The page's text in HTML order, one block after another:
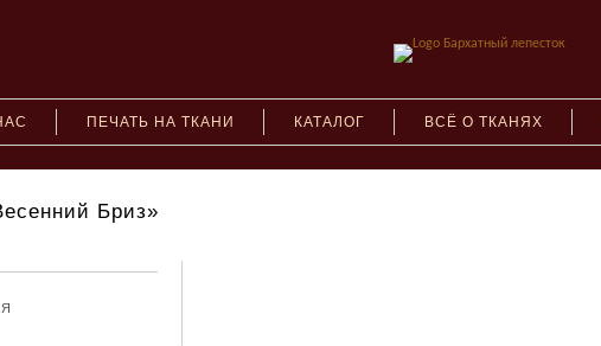
ПЕЧАТЬ НА ТКАНИ КАТАЛОГ ВСЁ О ТКАНЯХ
Бриз»